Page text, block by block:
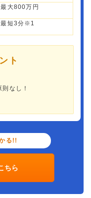
最大800万円
最短3分※1
ト
なし！
る!!
ちら